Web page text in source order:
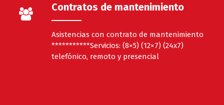
Contratos de mantenimiento
Asistencias con contrato de mantenimiento
***********Servicios: (8×5) (12×7) (24x7)
telefónico, remoto y presencial